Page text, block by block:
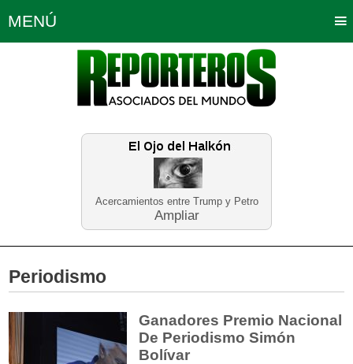
Acercamientos entre Trump y Petro
Ampliar
MENÚ
Política Opinión Bogotá
Planeta Tierra Deportes
Educación Neira
Periodismo
Ganadores Premio Nacional
De Periodismo Simón
Bolívar